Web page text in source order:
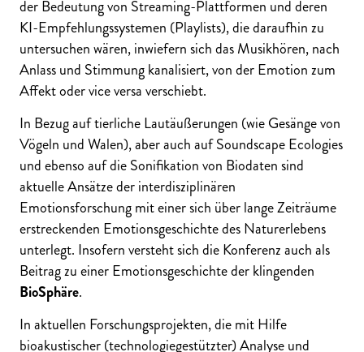
der Bedeutung von Streaming-Plattformen und deren
KI-Empfehlungssystemen (Playlists), die daraufhin zu
untersuchen wären, inwiefern sich das Musikhören, nach
Anlass und Stimmung kanalisiert, von der Emotion zum
Affekt oder vice versa verschiebt.
In Bezug auf tierliche Lautäußerungen (wie Gesänge von
Vögeln und Walen), aber auch auf Soundscape Ecologies
und ebenso auf die Sonifikation von Biodaten sind
aktuelle Ansätze der interdisziplinären
Emotionsforschung mit einer sich über lange Zeiträume
erstreckenden Emotionsgeschichte des Naturerlebens
unterlegt. Insofern versteht sich die Konferenz auch als
Beitrag zu einer Emotionsgeschichte der klingenden
BioSphäre.
In aktuellen Forschungsprojekten, die mit Hilfe
bioakustischer (technologiegestützter) Analyse und